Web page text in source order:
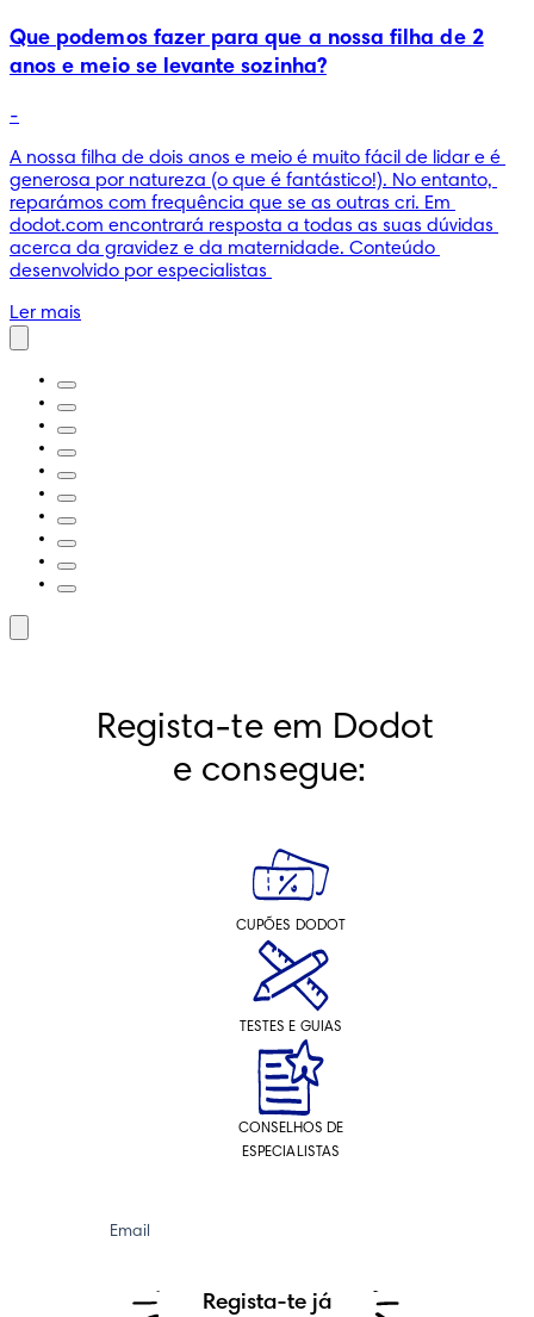
Que podemos fazer para que a nossa filha de 2
anos e meio se levante sozinha?
-
A nossa filha de dois anos e meio é muito fácil de lidar e é
generosa por natureza (o que é fantástico!). No entanto,
reparámos com frequência que se as outras cri. Em
dodot.com encontrará resposta a todas as suas dúvidas
acerca da gravidez e da maternidade. Conteúdo
desenvolvido por especialistas
Ler mais
Regista-te em Dodot
e consegue:
CUPÕES DODOT
TESTES E GUIAS
CONSELHOS DE
ESPECIALISTAS
Email
Regista-te já